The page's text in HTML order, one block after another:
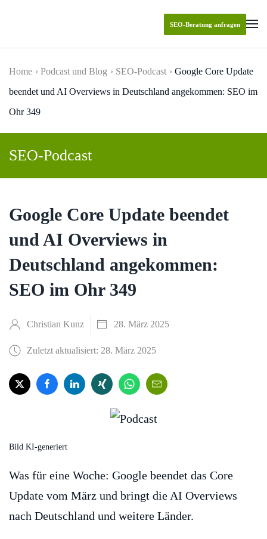
SEO-Beratung anfragen
Home Podcast und Blog SEO-Podcast
Google Core Update
beendet und AI Overviews in Deutschland angekommen: SEO im
Ohr 349
SEO-Podcast
Google Core Update beendet
und AI Overviews in
Deutschland angekommen:
SEO im Ohr 349
Christian Kunz 28. März 2025
Zuletzt aktualisiert: 28. März 2025
Bild KI-generiert
Was für eine Woche: Google beendet das Core
Update vom März und bringt die AI Overviews
nach Deutschland und weitere Länder.